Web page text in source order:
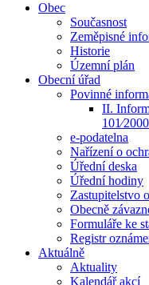
Obec
Současnost
Zeměpisné
Historie
Územní plán
Obecní úřad
Povinné
II.
e-podatelna
Nařízení o
Úřední deska
Úřední hodiny
Zastupitelstvo
Obecně
Formuláře ke
Registr
Aktuálně
Aktuality
Kalendář akcí